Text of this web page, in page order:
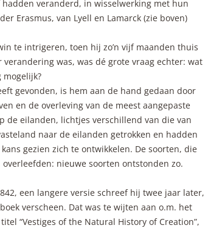
veranderd, in wisselwerking met hun
Erasmus, van Lyell en Lamarck (zie boven)
te intrigeren, toen hij zo’n vijf maanden thuis
was, was dé grote vraag echter: wat
gevonden, is hem aan de hand gedaan door
en de overleving van de meest aangepaste
de eilanden, lichtjes verschillend van die van
naar de eilanden getrokken en hadden
gezien zich te ontwikkelen. De soorten, die
nieuwe soorten ontstonden zo.
een langere versie schreef hij twee jaar later,
verscheen. Dat was te wijten aan o.m. het
“Vestiges of the Natural History of Creation”,